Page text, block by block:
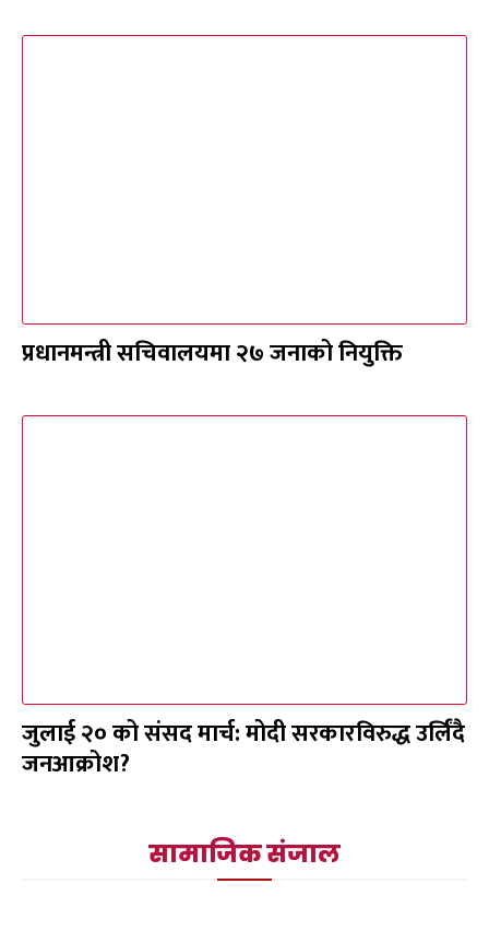
प्रधानमन्त्री सचिवालयमा २७ जनाको नियुक्ति
जुलाई २० को संसद मार्च: मोदी सरकारविरुद्ध उर्लिंदै
जनआक्रोश?
सामाजिक संजाल